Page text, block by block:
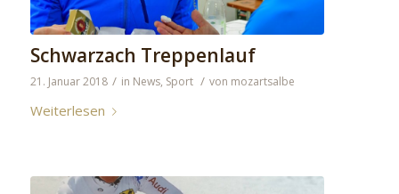
Schwarzach Treppenlauf
21. Januar 2018 / in News, Sport / von mozartsalbe
Weiterlesen